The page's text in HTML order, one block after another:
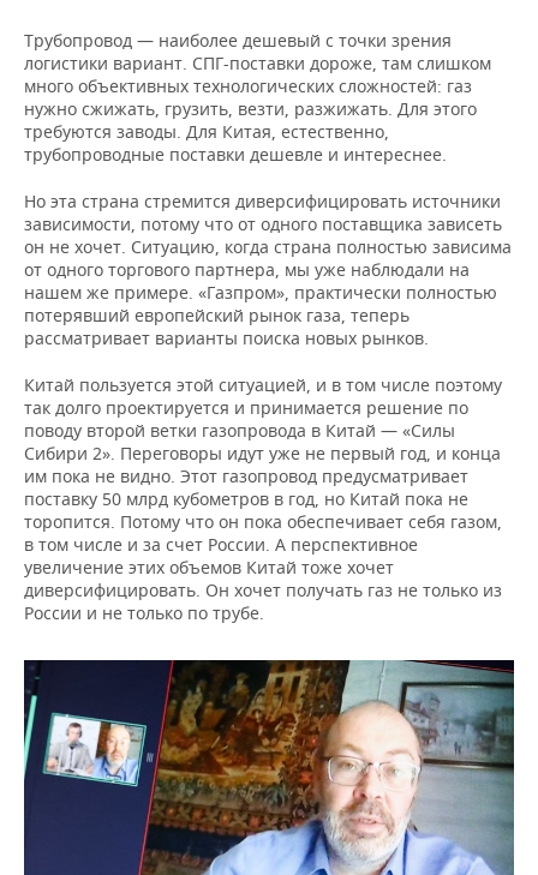
Трубопровод — наиболее дешевый с точки зрения
логистики вариант. СПГ-поставки дороже, там слишком
много объективных технологических сложностей: газ
нужно сжижать, грузить, везти, разжижать. Для этого
требуются заводы. Для Китая, естественно,
трубопроводные поставки дешевле и интереснее.
Но эта страна стремится диверсифицировать источники
зависимости, потому что от одного поставщика зависеть
он не хочет. Ситуацию, когда страна полностью зависима
от одного торгового партнера, мы уже наблюдали на
нашем же примере. «Газпром», практически полностью
потерявший европейский рынок газа, теперь
рассматривает варианты поиска новых рынков.
Китай пользуется этой ситуацией, и в том числе поэтому
так долго проектируется и принимается решение по
поводу второй ветки газопровода в Китай — «Силы
Сибири 2». Переговоры идут уже не первый год, и конца
им пока не видно. Этот газопровод предусматривает
поставку 50 млрд кубометров в год, но Китай пока не
торопится. Потому что он пока обеспечивает себя газом,
в том числе и за счет России. А перспективное
увеличение этих объемов Китай тоже хочет
диверсифицировать. Он хочет получать газ не только из
России и не только по трубе.